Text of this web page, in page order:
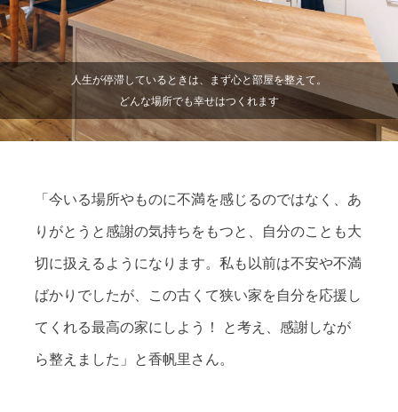
人生が停滞しているときは、まず心と部屋を整えて。
どんな場所でも幸せはつくれます
「今いる場所やものに不満を感じるのではなく、あ
りがとうと感謝の気持ちをもつと、自分のことも大
切に扱えるようになります。私も以前は不安や不満
ばかりでしたが、この古くて狭い家を自分を応援し
てくれる最高の家にしよう！ と考え、感謝しなが
ら整えました」と香帆里さん。